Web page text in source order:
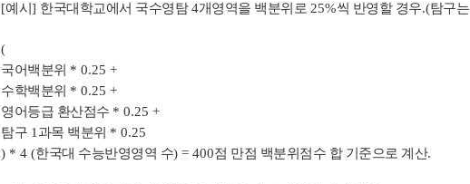
[예시] 한국대학교에서 국수영탐4개영역을 백분위로 25%씩 반영할 경우.(탐구는
(
국어백분위 * 0.25 +
수학백분위 * 0.25 +
영어등급 환산점수 * 0.25 +
탐구 1과목 백분위 * 0.25
) * 4 (한국대 수능반영영역 수) = 400점 만점 백분위점수 합 기준으로 계산.